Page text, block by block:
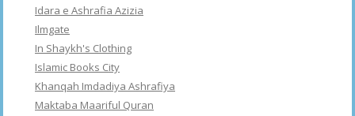
Idara e Ashrafia Azizia
Ilmgate
In Shaykh's Clothing
Islamic Books City
Khanqah Imdadiya Ashrafiya
Maktaba Maariful Quran